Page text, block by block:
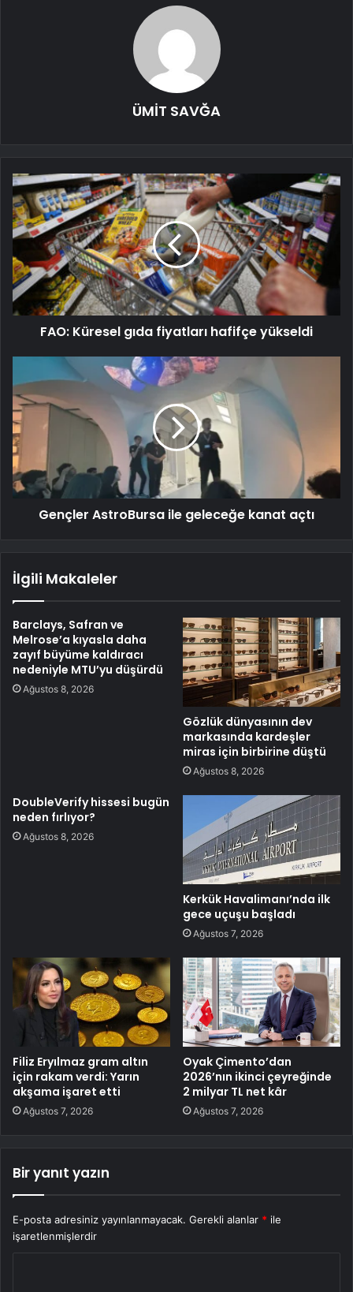
ÜMİT SAVĞA
FAO: Küresel gıda fiyatları hafifçe yükseldi
Gençler AstroBursa ile geleceğe kanat açtı
İlgili Makaleler
Barclays, Safran ve
Melrose’a kıyasla daha
zayıf büyüme kaldıracı
nedeniyle MTU’yu düşürdü
Ağustos 8, 2026
Gözlük dünyasının dev
markasında kardeşler
miras için birbirine düştü
Ağustos 8, 2026
DoubleVerify hissesi bugün
neden fırlıyor?
Ağustos 8, 2026
Kerkük Havalimanı’nda ilk
gece uçuşu başladı
Ağustos 7, 2026
Filiz Eryılmaz gram altın
için rakam verdi: Yarın
akşama işaret etti
Ağustos 7, 2026
Oyak Çimento’dan
2026’nın ikinci çeyreğinde
2 milyar TL net kâr
Ağustos 7, 2026
Bir yanıt yazın
E-posta adresiniz yayınlanmayacak. Gerekli alanlar * ile
işaretlenmişlerdir